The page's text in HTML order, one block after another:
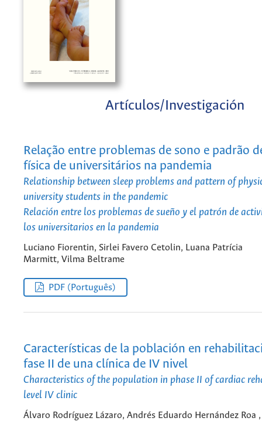
Artículos/Investigación
Relação entre problemas de sono e padrão
física de universitários na pandemia
Relationship between sleep problems and pattern of
university students in the pandemic
Relación entre los problemas de sueño y el patrón de
los universitarios en la pandemia
Luciano Fiorentin, Sirlei Favero Cetolin, Luana Patrícia
Marmitt, Vilma Beltrame
PDF (Português)
Características de la población en
fase II de una clínica de IV nivel
Characteristics of the population in phase II of cardiac
level IV clinic
Álvaro Rodríguez Lázaro, Andrés Eduardo Hernández Roa ,